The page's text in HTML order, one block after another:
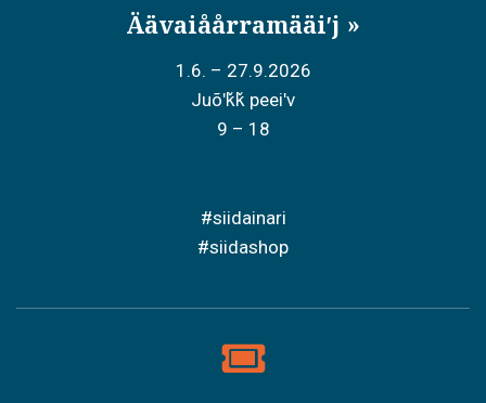
Äävaiåårramääiʹj
1.6. – 27.9.2026
Juõʹǩǩ peeiʹv
9 – 18
#siidainari
#siidashop